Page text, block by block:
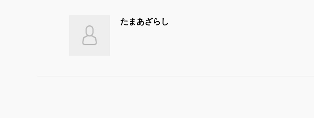
たまあざらし